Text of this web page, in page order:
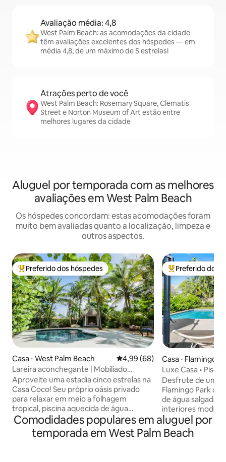
Avaliação média: 4,8
West Palm Beach: as acomodações da cidade
têm avaliações excelentes dos hóspedes — em
média 4,8, de um máximo de 5 estrelas!
Atrações perto de você
West Palm Beach: Rosemary Square, Clematis
Street e Norton Museum of Art estão entre
melhores lugares da cidade
Aluguel por temporada com as melhores
avaliações em West Palm Beach
Os hóspedes concordam: estas acomodações foram
muito bem avaliadas quanto a localização, limpeza e
outros aspectos.
Entre os melhores preferidos dos hóspedes
Preferido dos hóspedes
Casa ⋅ West Palm Beach 4,99 de uma avaliação média
4,99 (68)
Lareira aconchegante | Mobiliado
profissionalmente | Totalmente
abastecido
Aproveite uma estadia cinco estrelas na
Casa Coco! Seu próprio oásis privado
para relaxar em meio a folhagem
tropical, piscina aquecida de água
salgada, banheira de hidromassagem,
chuveiro ao ar livre privativo, casa
completamente equipada, cozinha do
Entre os
Preferido dos
Casa ⋅ Flamingo
Luxe Casa •
Perto da praia e
Desfrute de um
Flamingo Park
de água salgada,
interiores
casa histórica
elegante cozinha
áreas de estar e
Comodidades populares em aluguel por
temporada em West Palm Beach